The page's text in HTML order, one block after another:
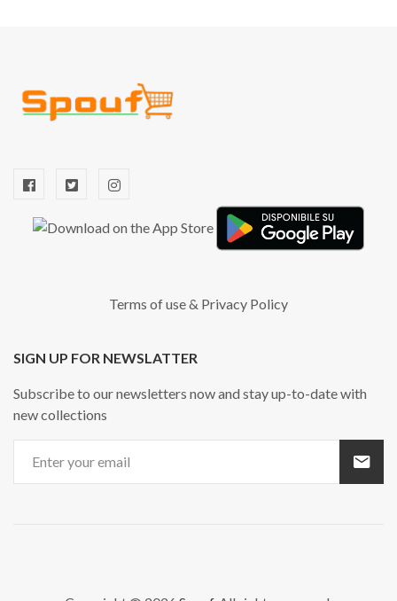
Terms of use& Privacy Policy
SIGN UP FOR NEWSLATTER
Subscribe to our newsletters now and stay up-to-date with
new collections